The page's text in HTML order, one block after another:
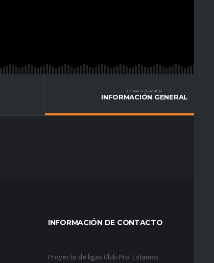
ESPACIO GAMER
INFORMACIÓN GENERAL
INFORMACIÓN DE CONTACTO
Proyecto de ligas Club Pro. Estamos